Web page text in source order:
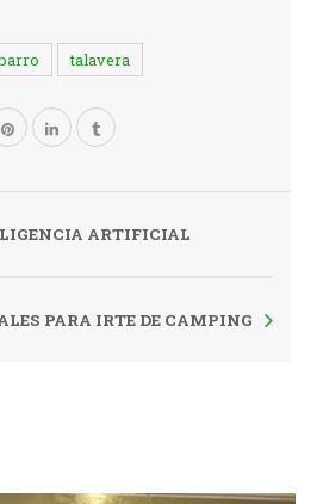
talavera
ARTIFICIAL
PARA IRTE DE CAMPING